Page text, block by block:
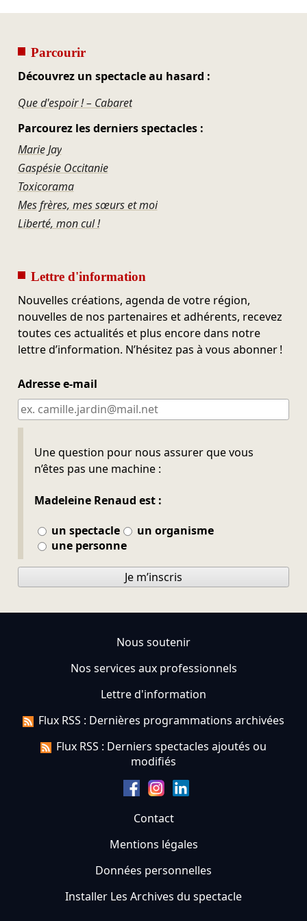
Parcourir
Découvrez un spectacle au hasard :
Que d'espoir ! – Cabaret
Parcourez les derniers spectacles :
Marie Jay
Gaspésie Occitanie
Toxicorama
Mes frères, mes sœurs et moi
Liberté, mon cul !
Lettre d'information
Nouvelles créations, agenda de votre région,
nouvelles de nos partenaires et adhérents, recevez
toutes ces actualités et plus encore dans notre
lettre d’information. N’hésitez pas à vous abonner !
Adresse e-mail
Une question pour nous assurer que vous
n’êtes pas une machine :
Madeleine Renaud est :
un spectacle
un organisme
une personne
Ne pas remplir
Je m’inscris
Nous soutenir
Nos services aux professionnels
Lettre d'information
Flux RSS : Dernières programmations archivées
Flux RSS : Derniers spectacles ajoutés ou
modifiés
Contact
Mentions légales
Données personnelles
Installer Les Archives du spectacle